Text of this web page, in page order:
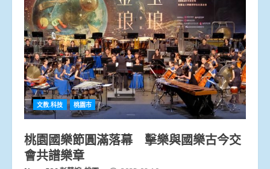
文教.科技 桃園市
桃園國樂節圓滿落幕 擊樂與國樂古今交
會共譜樂章